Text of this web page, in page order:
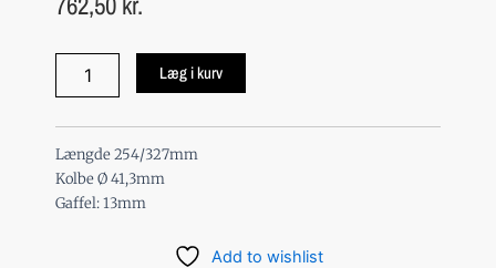
indvendig
trækfjerder
antal
Læg i kurv
Længde 254/327mm
Kolbe Ø 41,3mm
Gaffel: 13mm
Add to wishlist